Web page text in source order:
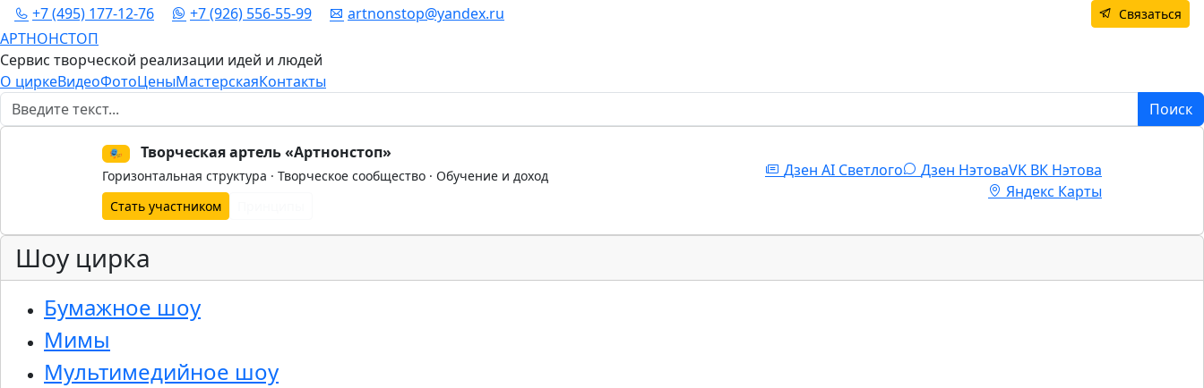
+7 (495) 177-12-76 +7 (926) 556-55-99 artnonstop@yandex.ru Связаться
АРТНОНСТОП
Сервис творческой реализации идей и людей
О циркеВидеоФотоЦеныМастерскаяКонтакты
Поиск
Поиск
🎭 Творческая артель «Артнонстоп»
Горизонтальная структура · Творческое сообщество · Обучение и доход
Стать участником
Дзен AI Светлого Дзен НэтоваVK ВК Нэтова
Яндекс Карты
Шоу цирка
Бумажное шоу
Мимы
Мультимедийное шоу